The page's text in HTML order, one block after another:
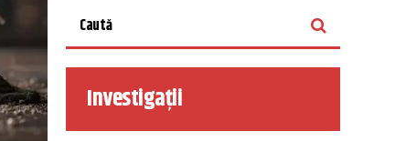
Investigații